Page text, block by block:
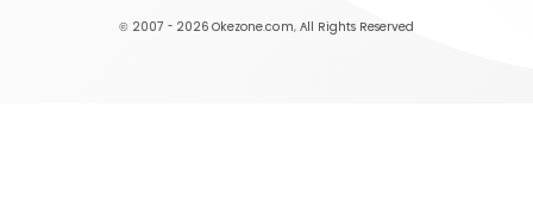
© 2007 - 2026 Okezone.com, All Rights Reserved